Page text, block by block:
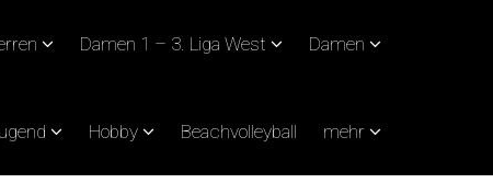
Damen 1 – 3. Liga West Damen
Hobby Beachvolleyball mehr